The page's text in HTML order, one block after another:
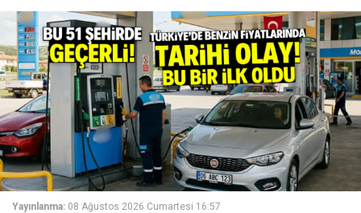
Yayınlanma: 08 Ağustos 2026 Cumartesi 16:57